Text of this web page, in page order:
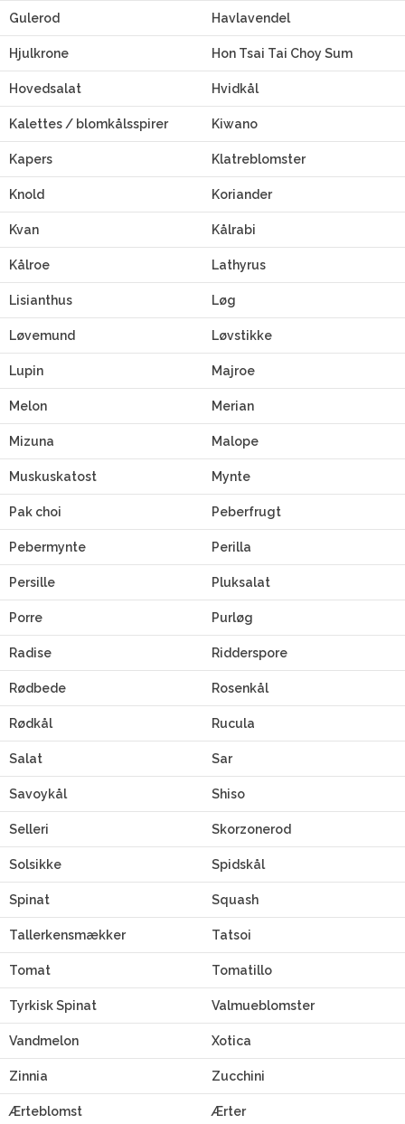
Gulerod Havlavendel
Hjulkrone Hon Tsai Tai Choy Sum
Hovedsalat Hvidkål
Kalettes / blomkålsspirer Kiwano
Kapers Klatreblomster
Knold Koriander
Kvan Kålrabi
Kålroe Lathyrus
Lisianthus Løg
Løvemund Løvstikke
Lupin Majroe
Melon Merian
Mizuna Malope
Muskuskatost Mynte
Pak choi Peberfrugt
Pebermynte Perilla
Persille Pluksalat
Porre Purløg
Radise Ridderspore
Rødbede Rosenkål
Rødkål Rucula
Salat Sar
Savoykål Shiso
Selleri Skorzonerod
Solsikke Spidskål
Spinat Squash
Tallerkensmækker Tatsoi
Tomat Tomatillo
Tyrkisk Spinat Valmueblomster
Vandmelon Xotica
Zinnia Zucchini
Ærteblomst Ærter